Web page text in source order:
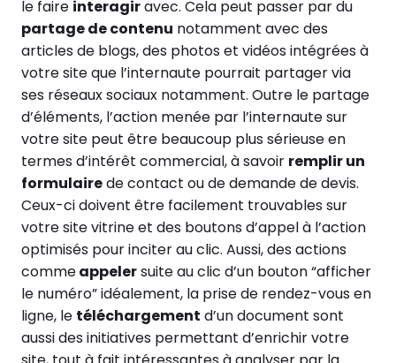
le faire interagiravec. Cela peut passer par du
partage de contenu notamment avec des
articles de blogs, des photos et vidéos intégrées à
votre site que l’internaute pourrait partager via
ses réseaux sociaux notamment. Outre le partage
d’éléments, l’action menée par l’internaute sur
votre site peut être beaucoup plus sérieuse en
termes d’intérêt commercial, à savoir remplir un
formulairede contact ou de demande de devis.
Ceux-ci doivent être facilement trouvables sur
votre site vitrine et des boutons d’appel à l’action
optimisés pour inciter au clic. Aussi, des actions
commeappelersuite au clic d’un bouton “afficher
le numéro” idéalement, la prise de rendez-vous en
ligne, le téléchargement d’un document sont
aussi des initiatives permettant d’enrichir votre